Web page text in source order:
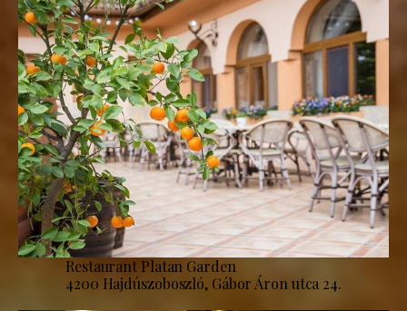
Restaurant Platan Garden
4200 Hajdúszoboszló, Gábor Áron utca 24.